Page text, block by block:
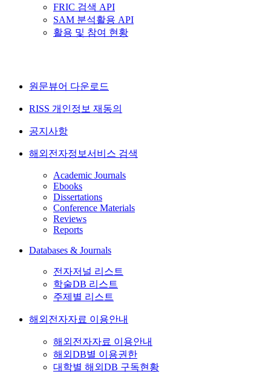
FRIC 검색 API
SAM 분석활용 API
활용 및 참여 현황
원문뷰어 다운로드
RISS 개인정보 재동의
공지사항
해외전자정보서비스 검색
Academic Journals
Ebooks
Dissertations
Conference Materials
Reviews
Reports
Databases & Journals
전자저널 리스트
학술DB 리스트
주제별 리스트
해외전자자료 이용안내
해외전자자료 이용안내
해외DB별 이용권한
대학별 해외DB 구독현황